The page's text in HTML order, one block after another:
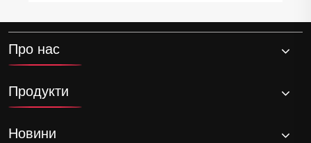
Про нас
Продукти
Новини